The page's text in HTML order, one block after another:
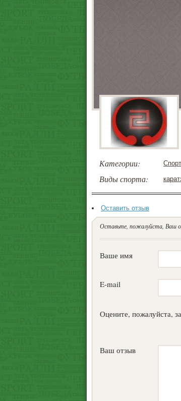
Категории:
Виды спорта:
Оставить отзыв
Оставьте, пожалуйста, Ваш
Ваше имя
E-mail
Оцените, пожалуйста,
Ваш отзыв